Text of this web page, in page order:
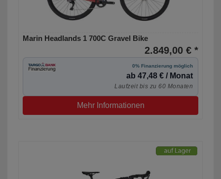
Marin Headlands 1 700C Gravel Bike
2.849,00 € *
0% Finanzierung möglich
ab 47,48 € / Monat
Laufzeit bis zu 60 Monaten
Mehr Informationen